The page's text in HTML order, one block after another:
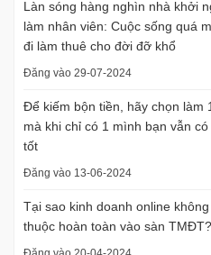
Làn sóng hàng nghìn nhà khởi
làm nhân viên: Cuộc sống quá
đi làm thuê cho đời đỡ khổ
Đăng vào 29-07-2024
Để kiếm bộn tiền, hãy chọn làm
mà khi chỉ có 1 mình bạn vẫn
tốt
Đăng vào 13-06-2024
Tại sao kinh doanh online
thuộc hoàn toàn vào sàn TMĐT?